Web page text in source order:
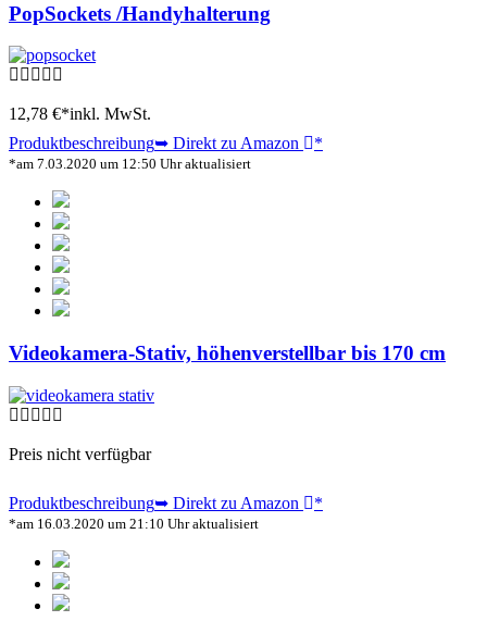
PopSockets /Handyhalterung
12,78 €*inkl. MwSt.
Produktbeschreibung➥ Direkt zu Amazon *
*am 7.03.2020 um 12:50 Uhr aktualisiert
Videokamera-Stativ, höhenverstellbar bis 170 cm
Preis nicht verfügbar
Produktbeschreibung➥ Direkt zu Amazon *
*am 16.03.2020 um 21:10 Uhr aktualisiert